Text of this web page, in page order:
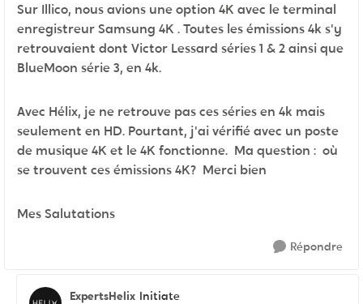
Sur Illico, nous avions une option 4K avec le terminal
enregistreur Samsung 4K . Toutes les émissions 4k s'y
retrouvaient dont Victor Lessard séries 1 & 2 ainsi que
BlueMoon série 3, en 4k.
Avec Hélix, je ne retrouve pas ces séries en 4k mais
seulement en HD. Pourtant, j'ai vérifié avec un poste
de musique 4K et le 4K fonctionne. Ma question : où
se trouvent ces émissions 4K? Merci bien
Mes Salutations
Répondre
ExpertsHelix Initiate